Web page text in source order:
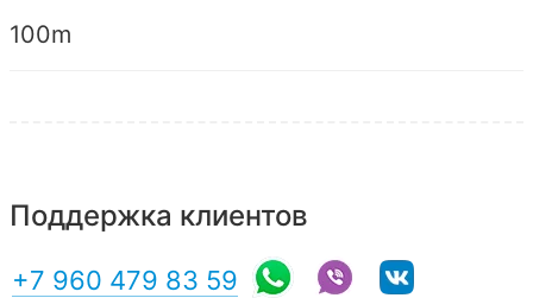
100m
Поддержка клиентов
+7 960 479 83 59